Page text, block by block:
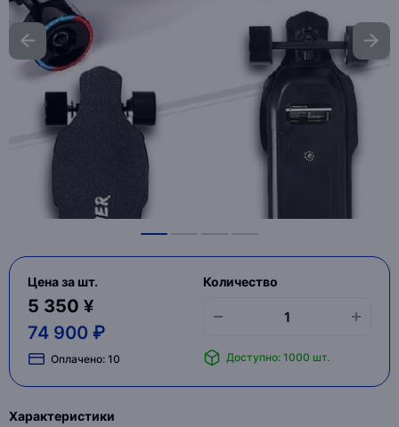
Цена за шт.
5 350 ¥
74 900 ₽
Оплачено: 10
Количество
Доступно: 1000 шт.
Характеристики